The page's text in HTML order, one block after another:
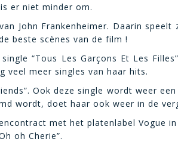
er niet minder om.
John Frankenheimer. Daarin speelt
beste scènes van de film !
“Tous Les Garçons Et Les
veel meer singles van haar hits.
Ook deze single wordt weer
wordt, doet haar ook weer in de
met het platenlabel Vogue
oh Cherie”.